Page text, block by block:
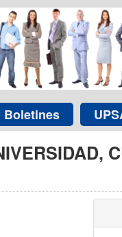
Boletines